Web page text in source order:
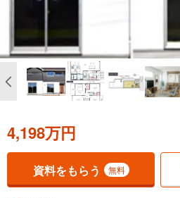
4,198万円
資料をもらう 無料